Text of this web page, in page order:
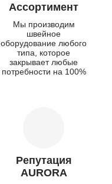
Ассортимент
Мы производим
швейное
оборудование любого
типа, которое
закрывает любые
потребности на 100%
Репутация
AURORA